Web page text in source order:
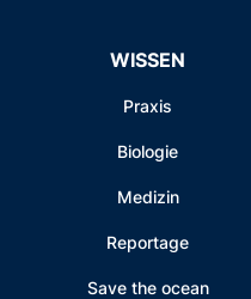
WISSEN
Praxis
Biologie
Medizin
Reportage
Save the ocean